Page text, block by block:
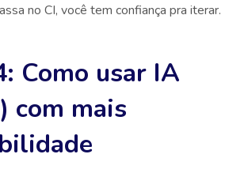
no CI, você tem confiança pra iterar.
Como usar IA
com mais